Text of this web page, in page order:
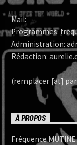
Mail:
Programmes:
Administration:
Rédaction:
(remplacer [at] par
À PROPOS
Fréquence MUTINE